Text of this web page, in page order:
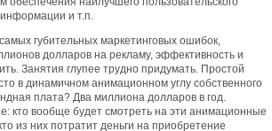
информации и т.п.
губительных маркетинговых ошибок,
долларов на рекламу, эффективность и
Занятия глупее трудно придумать. Простой
в динамичном анимационном углу собственного
плата? Два миллиона долларов в год.
кто вообще будет смотреть на эти анимационные
из них потратит деньги на приобретение